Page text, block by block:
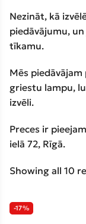
Nezināt, kā
piedāvājumu,
tīkamu.
Mēs
griestu lampu,
izvēli.
Preces ir
ielā 72, Rīgā.
Showing all 10
-17%